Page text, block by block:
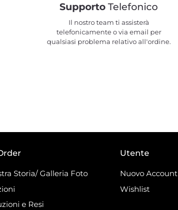
Supporto Telefonico
Il nostro team ti assisterà
telefonicamente o via email per
qualsiasi problema relativo all'ordine.
Storia/ Galleria Foto
e Resi
Utente
Nuovo Account
Wishlist